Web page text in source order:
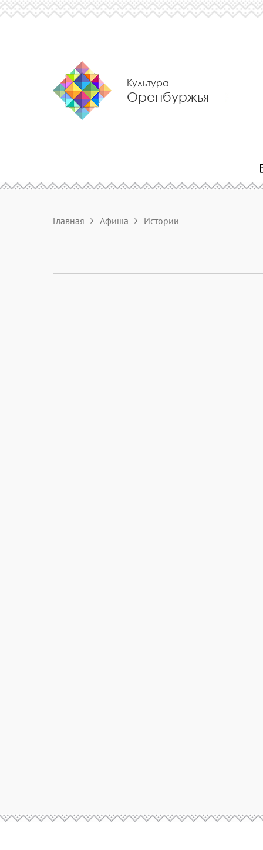
Культура
Оренбуржья
Главная Афиша Истории